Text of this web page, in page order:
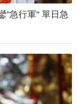
軍" 單日急